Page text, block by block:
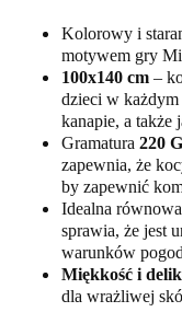
Kolorowy i
motywem gry
100x140 cm –
dzieci w każdym
kanapie, a także
Gramatura 220
zapewnia, że
by zapewnić
Idealna
sprawia, że jest
warunków
Miękkość i
dla wrażliwej